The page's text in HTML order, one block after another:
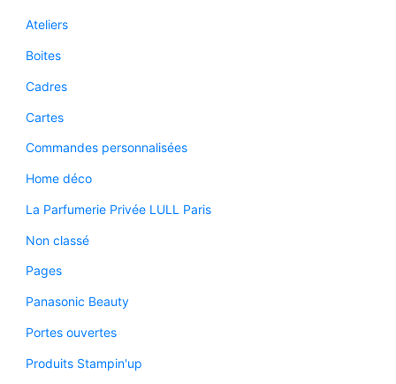
Ateliers
Boites
Cadres
Cartes
Commandes personnalisées
Home déco
La Parfumerie Privée LULL Paris
Non classé
Pages
Panasonic Beauty
Portes ouvertes
Produits Stampin'up